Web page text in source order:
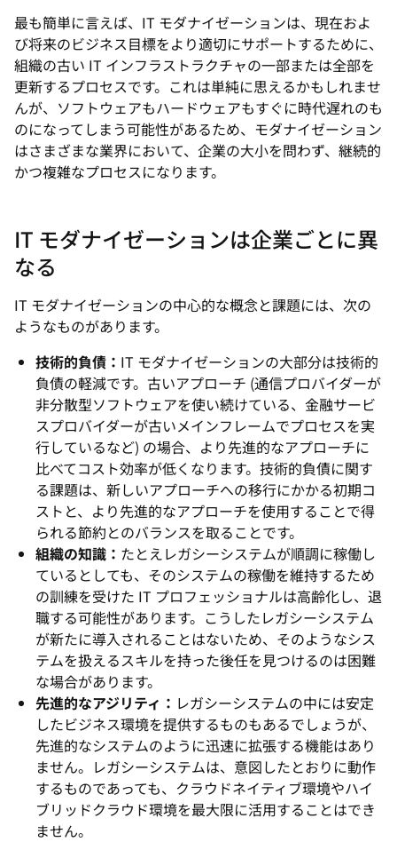
最も簡単に言えば、IT モダナイゼーションは、現在およ
び将来のビジネス目標をより適切にサポートするために、
組織の古い IT インフラストラクチャの一部または全部を
更新するプロセスです。これは単純に思えるかもしれませ
んが、ソフトウェアもハードウェアもすぐに時代遅れのも
のになってしまう可能性があるため、モダナイゼーション
はさまざまな業界において、企業の大小を問わず、継続的
かつ複雑なプロセスになります。
IT モダナイゼーションは企業ごとに異
なる
IT モダナイゼーションの中心的な概念と課題には、次の
ようなものがあります。
技術的負債： IT モダナイゼーションの大部分は技術的
負債の軽減です。古いアプローチ (通信プロバイダーが
非分散型ソフトウェアを使い続けている、金融サービ
スプロバイダーが古いメインフレームでプロセスを実
行しているなど) の場合、より先進的なアプローチに
比べてコスト効率が低くなります。技術的負債に関す
る課題は、新しいアプローチへの移行にかかる初期コ
ストと、より先進的なアプローチを使用することで得
られる節約とのバランスを取ることです。
組織の知識： たとえレガシーシステムが順調に稼働し
ているとしても、そのシステムの稼働を維持するため
の訓練を受けた IT プロフェッショナルは高齢化し、退
職する可能性があります。こうしたレガシーシステム
が新たに導入されることはないため、そのようなシス
テムを扱えるスキルを持った後任を見つけるのは困難
な場合があります。
先進的なアジリティ： レガシーシステムの中には安定
したビジネス環境を提供するものもあるでしょうが、
先進的なシステムのように迅速に拡張する機能はあり
ません。レガシーシステムは、意図したとおりに動作
するものであっても、クラウドネイティブ環境やハイ
ブリッドクラウド環境を最大限に活用することはでき
ません。